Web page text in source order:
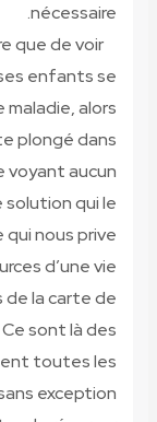
nécessaire.
que de voir
enfants se
alors
plongé dans
voyant aucun
qui le
nous prive
d’une vie
de la carte de
Ce sont là des
toutes les
exception.